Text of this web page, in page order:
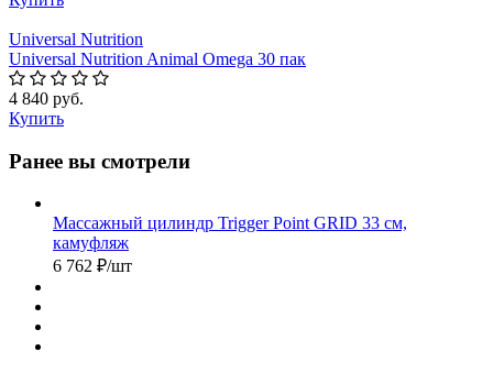
Universal Nutrition
Universal Nutrition Animal Omega 30 пак
4 840 руб.
Купить
Ранее вы смотрели
Массажный цилиндр Trigger Point GRID 33 см,
камуфляж
6 762 ₽/шт